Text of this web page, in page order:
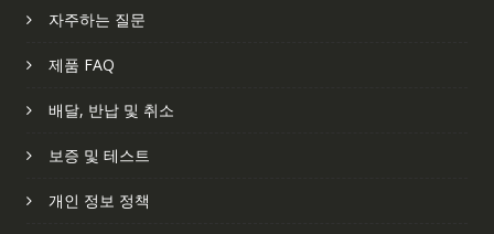
자주하는 질문
제품 FAQ
배달, 반납 및 취소
보증 및 테스트
개인 정보 정책